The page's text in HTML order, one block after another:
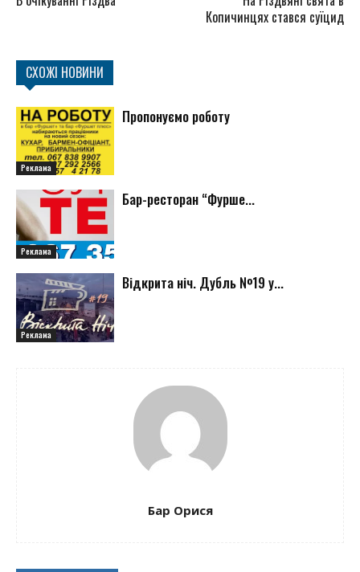
Копичинцях стався суїцид
СХОЖІ НОВИНИ
Реклама
Пропонуємо роботу
Реклама
Бар-ресторан “Фурше...
Реклама
Відкрита ніч. Дубль №19 у...
Бар Орися